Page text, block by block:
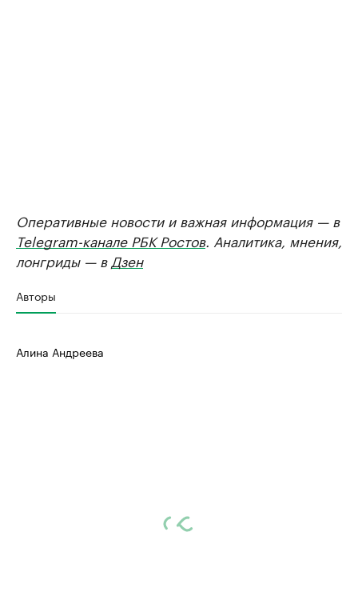
Оперативные новости и важная информация — в
Telegram-канале РБК Ростов. Аналитика, мнения,
лонгриды — в Дзен
Авторы
Алина Андреева